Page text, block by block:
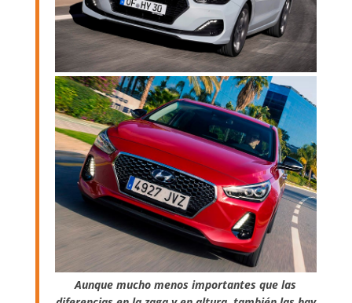
Aunque mucho menos importantes que las